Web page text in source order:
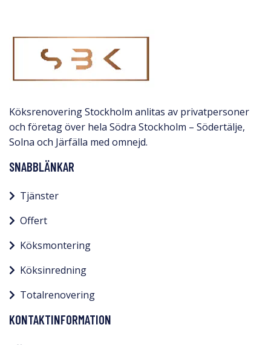
Köksrenovering Stockholm anlitas av privatpersoner
och företag över hela Södra Stockholm – Södertälje,
Solna och Järfälla med omnejd.​
SNABBLÄNKAR
Tjänster
Offert
Köksmontering
Köksinredning
Totalrenovering
KONTAKTINFORMATION